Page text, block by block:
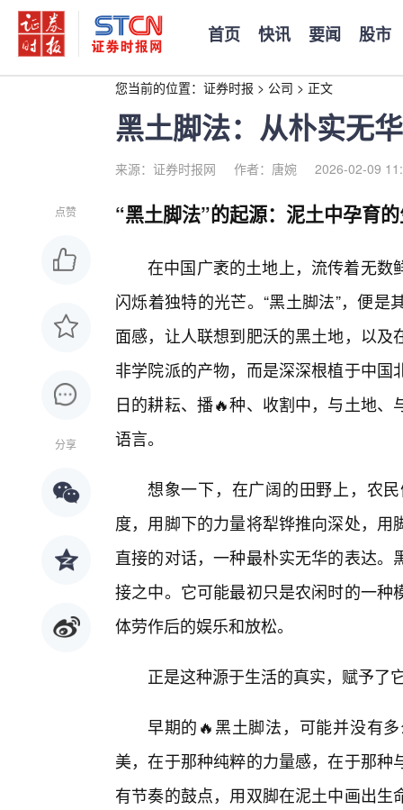
首页 快讯 要闻 股市
您当前的位置： 证券时报 > 公司 > 正文
黑土脚法：从朴实无
来源：证券时报网 作者：唐婉 2026-02-09
点赞
分享
“黑土脚法”的起源：泥土中孕育
在中国广袤的土地上，流传着无数
闪烁着独特的光芒。“黑土脚法”，便
面感，让人联想到肥沃的黑土地，以
非学院派的产物，而是深深根植于中
日的耕耘、播🔥种、收割中，与土地
语言。
想象一下，在广阔的田野上，农
度，用脚下的力量将犁铧推向深处，
直接的对话，一种最朴实无华的表达
接之中。它可能最初只是农闲时的一
体劳作后的娱乐和放松。
正是这种源于生活的真实，赋予了
早期的🔥黑土脚法，可能并没有
美，在于那种纯粹的力量感，在于那
有节奏的鼓点，用双脚在泥土中画出